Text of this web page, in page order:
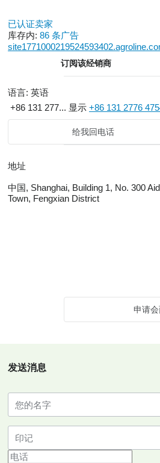
已认证卖家
库存内: 86 条广告
订阅该经销商
语言: 英语
+86 131 277... 显示 +86 131 2776
给我回电话
地址
中国, Shanghai, Building 1, No. 300
Town, Fengxian District
申请
发送消息